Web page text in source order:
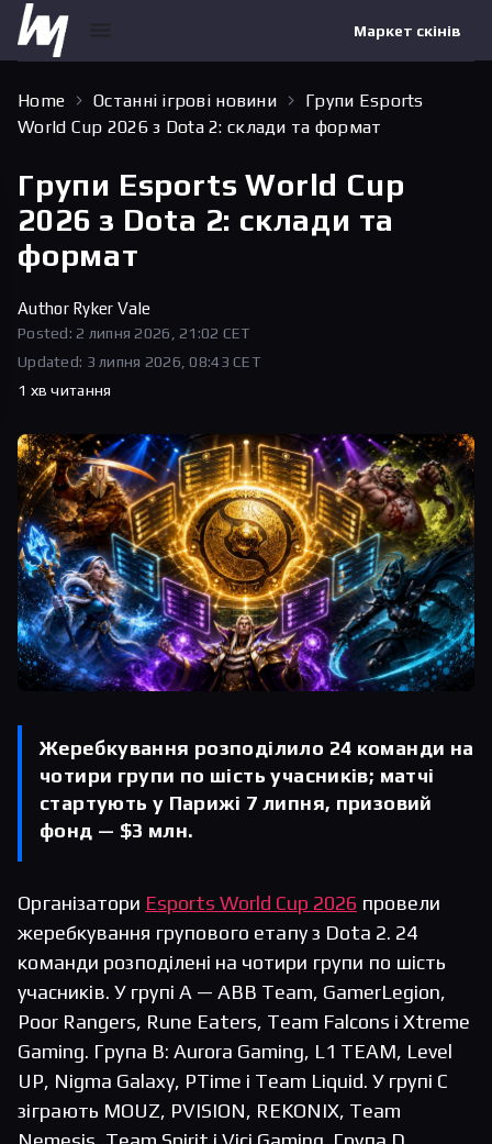
Маркет скінів
Home Останні ігрові новини
Групи Esports
World Cup 2026 з Dota 2: склади та формат
Групи Esports World Cup
2026 з Dota 2: склади та
формат
Author Ryker Vale
Posted: 2 липня 2026, 21:02 CET
Updated: 3 липня 2026, 08:43 CET
1 хв читання
Жеребкування розподілило 24 команди на
чотири групи по шість учасників; матчі
стартують у Парижі 7 липня, призовий
фонд — $3 млн.
Організатори Esports World Cup 2026 провели
жеребкування групового етапу з Dota 2. 24
команди розподілені на чотири групи по шість
учасників. У групі A — ABB Team, GamerLegion,
Poor Rangers, Rune Eaters, Team Falcons і Xtreme
Gaming. Група B: Aurora Gaming, L1 TEAM, Level
UP, Nigma Galaxy, PTime і Team Liquid. У групі C
зіграють MOUZ, PVISION, REKONIX, Team